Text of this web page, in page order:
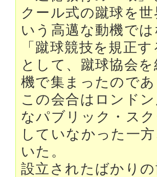
クール式の蹴球を
いう高邁な動機では
「蹴球競技を規正
として、蹴球協会
機で集まったのであ
この会合はロンド
なパブリック・ス
していなかった一
いた。
設立されたばかり